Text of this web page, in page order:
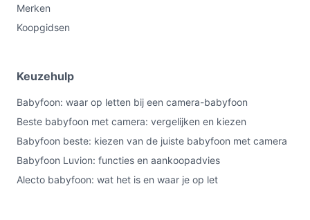
Merken
Koopgidsen
Keuzehulp
Babyfoon: waar op letten bij een camera-babyfoon
Beste babyfoon met camera: vergelijken en kiezen
Babyfoon beste: kiezen van de juiste babyfoon met camera
Babyfoon Luvion: functies en aankoopadvies
Alecto babyfoon: wat het is en waar je op let